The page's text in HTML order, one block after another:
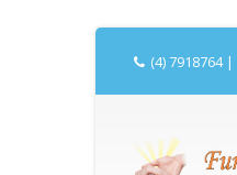
(4) 7918764|